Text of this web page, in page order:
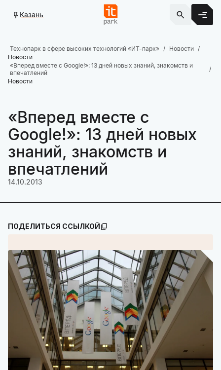
Казань
Технопарк в сфере высоких технологий «ИТ-парк»
Новости
Новости
«Вперед вместе с Google!»: 13 дней новых знаний, знакомств и
впечатлений
Новости
«Вперед вместе с
Google!»: 13 дней новых
знаний, знакомств и
впечатлений
14.10.2013
ПОДЕЛИТЬСЯ ССЫЛКОЙ